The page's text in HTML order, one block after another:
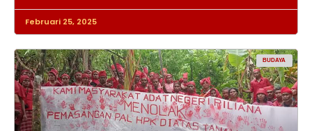
Februari 25, 2025
BUDAYA